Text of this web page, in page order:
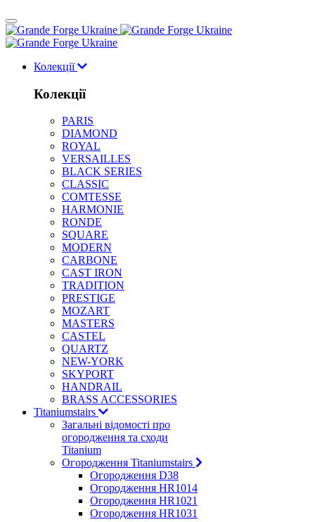
Колекції
Колекції
PARIS
DIAMOND
ROYAL
VERSAILLES
BLACK SERIES
CLASSIC
COMTESSE
HARMONIE
RONDE
SQUARE
MODERN
CARBONE
CAST IRON
TRADITION
PRESTIGE
MOZART
MASTERS
CASTEL
QUARTZ
NEW-YORK
SKYPORT
HANDRAIL
BRASS ACCESSORIES
Titaniumstairs
Загальні відомості про
огородження та сходи
Titanium
Огородження Titaniumstairs
Огородження D38
Огородження HR1014
Огородження HR1021
Огородження HR1031